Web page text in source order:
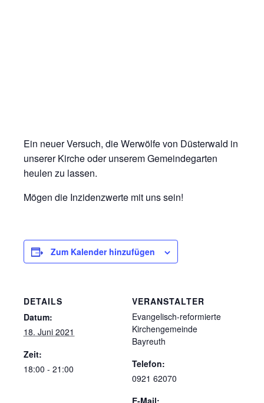
Ein neuer Versuch, die Werwölfe von Düsterwald in
unserer Kirche oder unserem Gemeindegarten
heulen zu lassen.
Mögen die Inzidenzwerte mit uns sein!
Zum Kalender hinzufügen
DETAILS
Datum:
18. Juni 2021
Zeit:
18:00 - 21:00
VERANSTALTER
Evangelisch-reformierte
Kirchengemeinde
Bayreuth
Telefon:
0921 62070
E-Mail: